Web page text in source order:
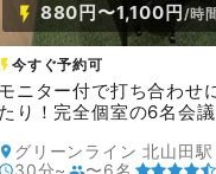
880円〜1,100円/時
今すぐ予約可
モニター付で打ち合わせ
たり！完全個室の6名会
30分~ 〜6名